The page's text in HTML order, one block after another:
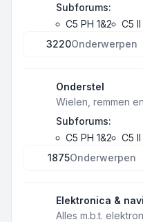
Subforums:
C5 PH 1&2
C5
3220Onderwerpen
Onderstel
Wielen, remmen
Subforums:
C5 PH 1&2
C5
1875Onderwerpen
Elektronica &
Alles m.b.t.